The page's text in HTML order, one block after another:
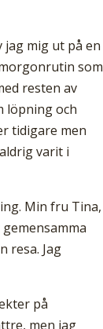
mig ut på en
som
resten av
löpning och
tidigare men
varit i
Min fru Tina,
resa. Jag
på
men jag